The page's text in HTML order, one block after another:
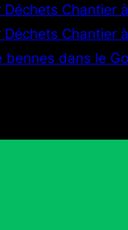
Déchets Chantier
Déchets Chantier
bennes dans le